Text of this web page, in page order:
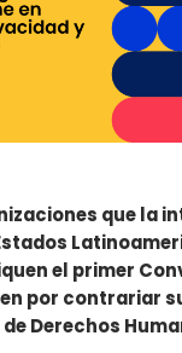
que la
el primer
por contrariar
Derechos